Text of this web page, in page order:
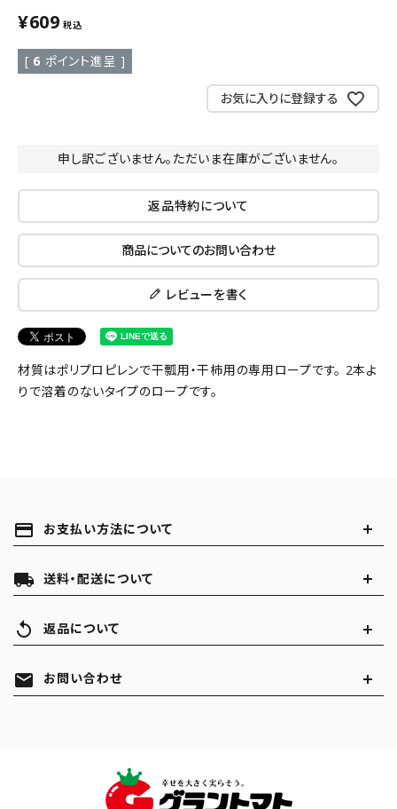
¥609 税込
[ 6 ポイント進呈 ]
お気に入りに登録する
申し訳ございません。ただいま在庫がございません。
返品特約について
商品についてのお問い合わせ
レビューを書く
材質はポリプロピレンで干瓢用・干柿用の専用ロープです。 2本よ
りで溶着のないタイプのロープです。
payment お支払い方法について
local_shipping 送料・配送について
replay 返品について
mail お問い合わせ